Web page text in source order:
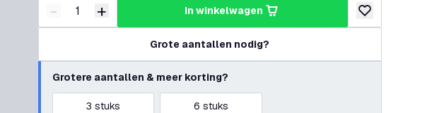
Verminder hoeveelheid
- Verhoog hoeveelheid
+ in winkelwagen
toevoegen
Grote aantallen nodig?
Grotere aantallen & meer korting?
3 stuks
6 stuks